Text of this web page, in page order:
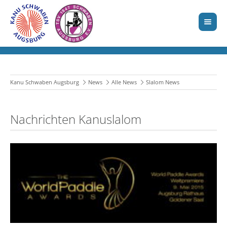
Kanu Schwaben Augsburg News Alle News Slalom News
Nachrichten Kanuslalom